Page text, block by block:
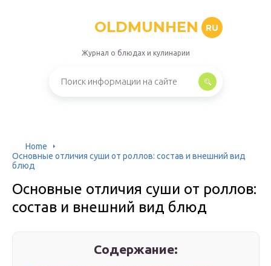
OLDMUNHEN RU
Журнал о блюдах и кулинарии
Home
Основные отличия суши от роллов: состав и внешний вид
блюд
Основные отличия суши от роллов:
состав и внешний вид блюд
Содержание: